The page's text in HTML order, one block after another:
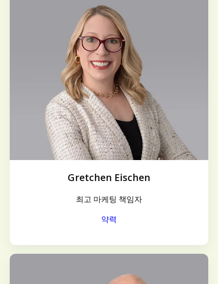
Gretchen Eischen
최고 마케팅 책임자
약력